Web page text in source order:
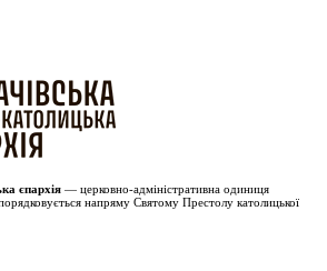
єпархія — церковно-адміністративна одиниця
напряму Святому Престолу католицької